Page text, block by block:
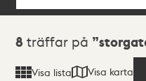
Sökresultat
8 träffar på
Visa lista Visa karta